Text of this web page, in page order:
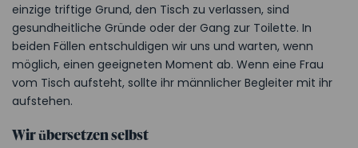
einzige triftige Grund, den Tisch zu verlassen, sind
gesundheitliche Gründe oder der Gang zur Toilette. In
beiden Fällen entschuldigen wir uns und warten, wenn
möglich, einen geeigneten Moment ab. Wenn eine Frau
vom Tisch aufsteht, sollte ihr männlicher Begleiter mit ihr
aufstehen.
Wir übersetzen selbst